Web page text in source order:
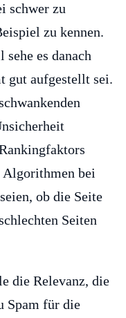
schwer zu
zu kennen.
es danach
gut aufgestellt sei.
Algorithmen bei
ob die Seite
Seiten
die Relevanz, die
Spam für die